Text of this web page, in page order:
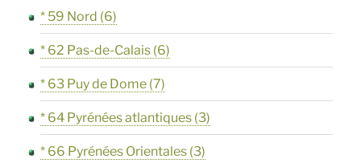
* 59 Nord (6)
* 62 Pas-de-Calais (6)
* 63 Puy de Dome (7)
* 64 Pyrénées atlantiques (3)
* 66 Pyrénées Orientales (3)